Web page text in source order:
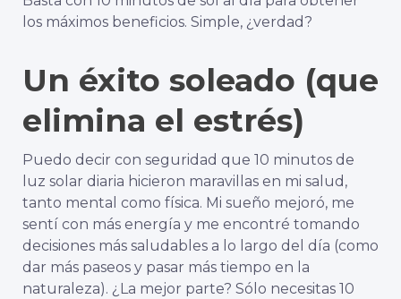
los máximos beneficios. Simple, ¿verdad?
Un éxito soleado (que
elimina el estrés)
Puedo decir con seguridad que 10 minutos de
luz solar diaria hicieron maravillas en mi salud,
tanto mental como física. Mi sueño mejoró, me
sentí con más energía y me encontré tomando
decisiones más saludables a lo largo del día (como
dar más paseos y pasar más tiempo en la
naturaleza). ¿La mejor parte? Sólo necesitas 10